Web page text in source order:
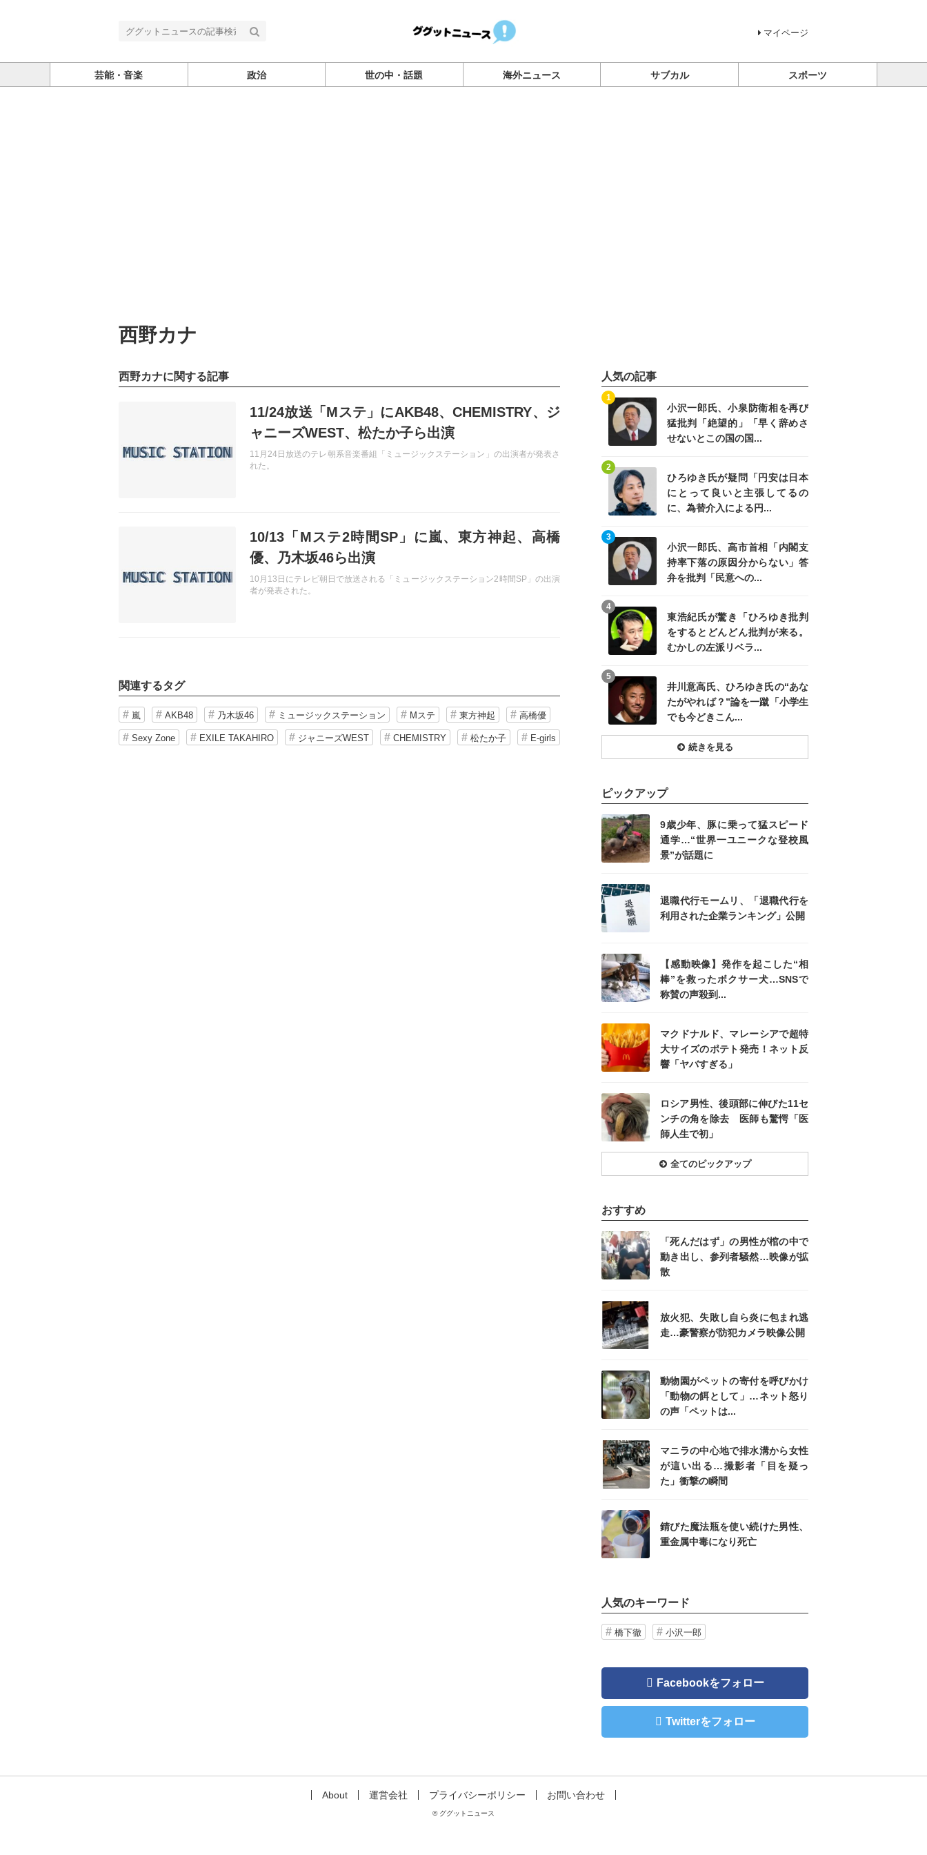
マイページ
芸能・音楽 政治 世の中・話題 海外ニュース サブカル スポーツ
西野カナ
西野カナに関する記事
11/24放送「Mステ」にAKB48、CHEMISTRY、ジ
ャニーズWEST、松たか子ら出演
11月24日放送のテレ朝系音楽番組「ミュージックステーション」の出演者が発表さ
れた。
10/13「Mステ2時間SP」に嵐、東方神起、高橋
優、乃木坂46ら出演
10月13日にテレビ朝日で放送される「ミュージックステーション2時間SP」の出演
者が発表された。
関連するタグ
嵐 AKB48 乃木坂46 ミュージックステーション Mステ 東方神起 高橋優
Sexy Zone EXILE TAKAHIRO ジャニーズWEST CHEMISTRY 松たか子 E-girls
人気の記事
小沢一郎氏、小泉防衛相を再び
猛批判「絶望的」「早く辞めさ
せないとこの国の国...
1
ひろゆき氏が疑問「円安は日本
にとって良いと主張してるの
に、為替介入による円...
2
小沢一郎氏、高市首相「内閣支
持率下落の原因分からない」答
弁を批判「民意への...
3
記事を読む
東浩紀氏が驚き「ひろゆき批判
をするとどんどん批判が来る。
むかしの左派リベラ...
4
井川意高氏、ひろゆき氏の“あな
たがやれば？”論を一蹴「小学生
でも今どきこん...
5
続きを見る
ピックアップ
9歳少年、豚に乗って猛スピード
通学…“世界一ユニークな登校風
景”が話題に
退職代行モームリ、「退職代行を
利用された企業ランキング」公開
【感動映像】発作を起こした“相
棒”を救ったボクサー犬…SNSで
称賛の声殺到...
マクドナルド、マレーシアで超特
大サイズのポテト発売！ネット反
響「ヤバすぎる」
ロシア男性、後頭部に伸びた11セ
ンチの角を除去 医師も驚愕「医
師人生で初」
全てのピックアップ
おすすめ
「死んだはず」の男性が棺の中で
動き出し、参列者騒然…映像が拡
散
放火犯、失敗し自ら炎に包まれ逃
走…豪警察が防犯カメラ映像公開
動物園がペットの寄付を呼びかけ
「動物の餌として」…ネット怒り
の声「ペットは...
マニラの中心地で排水溝から女性
が這い出る…撮影者「目を疑っ
た」衝撃の瞬間
錆びた魔法瓶を使い続けた男性、
重金属中毒になり死亡
人気のキーワード
橋下徹 小沢一郎
Facebookをフォロー
Twitterをフォロー
About 運営会社 プライバシーポリシー お問い合わせ
© ググットニュース